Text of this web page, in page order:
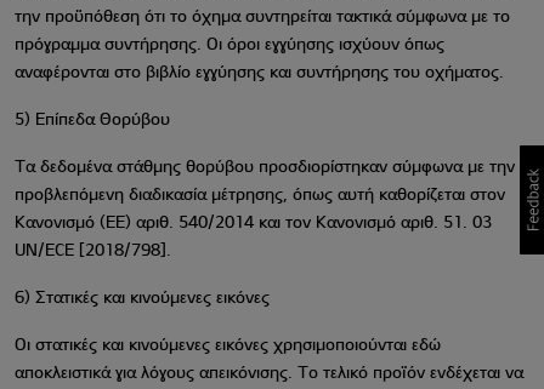
την προϋπόθεση ότι το όχημα συντηρείται τακτικά σύμφωνα με το
πρόγραμμα συντήρησης. Οι όροι εγγύησης ισχύουν όπως
αναφέρονται στο βιβλίο εγγύησης και συντήρησης του οχήματος.
5) Επίπεδα Θορύβου
Τα δεδομένα στάθμης θορύβου προσδιορίστηκαν σύμφωνα με την
προβλεπόμενη διαδικασία μέτρησης, όπως αυτή καθορίζεται στον
Κανονισμό (ΕΕ) αριθ. 540/2014 και τον Κανονισμό αριθ. 51. 03
UN/ECE [2018/798].
6) Στατικές και κινούμενες εικόνες
Οι στατικές και κινούμενες εικόνες χρησιμοποιούνται εδώ
αποκλειστικά για λόγους απεικόνισης. Το τελικό προϊόν ενδέχεται να